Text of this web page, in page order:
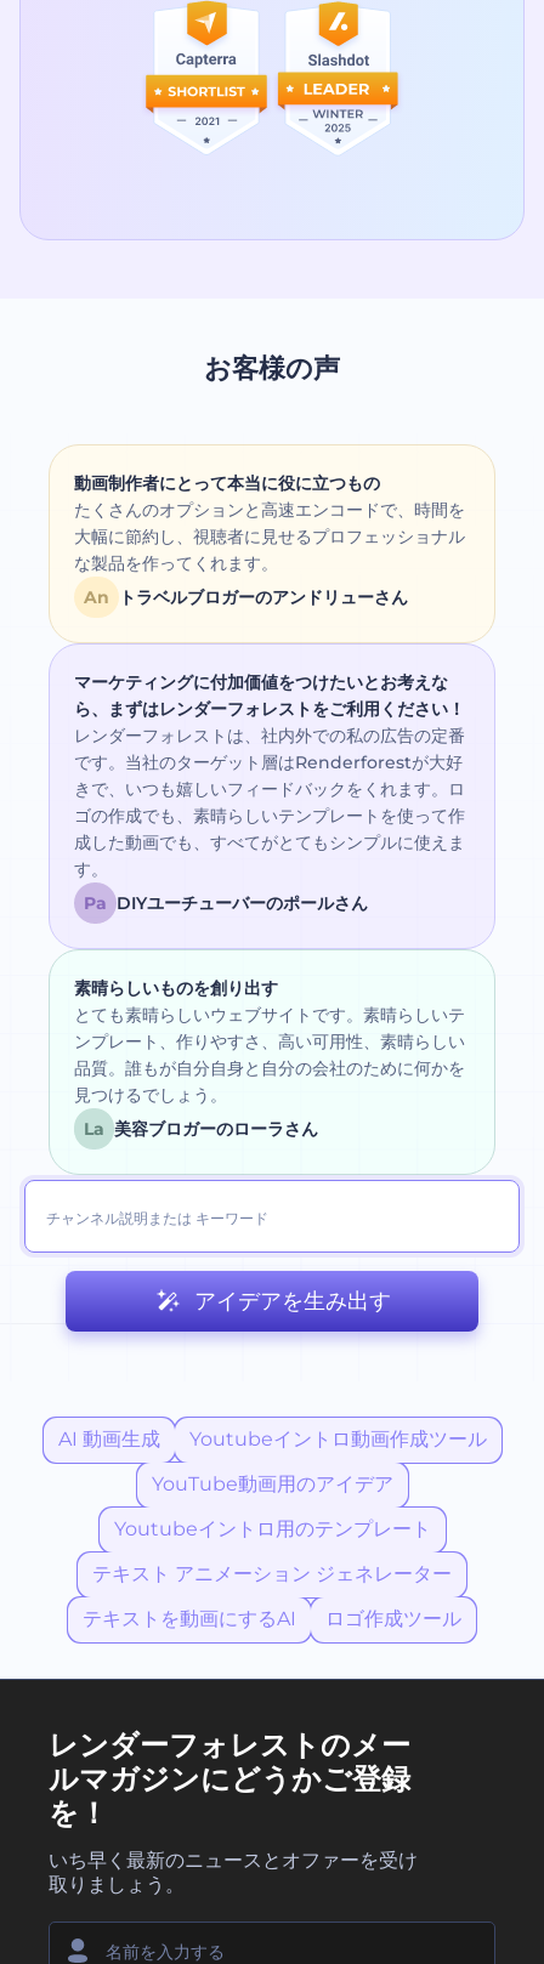
お客様の声
動画制作者にとって本当に役に立つもの
たくさんのオプションと高速エンコードで、時間を
大幅に節約し、視聴者に見せるプロフェッショナル
な製品を作ってくれます。
An
トラベルブロガーのアンドリューさん
マーケティングに付加価値をつけたいとお考えな
ら、まずはレンダーフォレストをご利用ください！
レンダーフォレストは、社内外での私の広告の定番
です。当社のターゲット層はRenderforestが大好
きで、いつも嬉しいフィードバックをくれます。ロ
ゴの作成でも、素晴らしいテンプレートを使って作
成した動画でも、すべてがとてもシンプルに使えま
す。
Pa DIYユーチューバーのポールさん
素晴らしいものを創り出す
とても素晴らしいウェブサイトです。素晴らしいテ
ンプレート、作りやすさ、高い可用性、素晴らしい
品質。誰もが自分自身と自分の会社のために何かを
見つけるでしょう。
La 美容ブロガーのローラさん
アイデアを生み出す
AI 動画生成
Youtubeイントロ動画作成ツール
YouTube動画用のアイデア
Youtubeイントロ用のテンプレート
テキスト アニメーション ジェネレーター
テキストを動画にするAI
ロゴ作成ツール
レンダーフォレストのメー
ルマガジンにどうかご登録
を！
いち早く最新のニュースとオファーを受け
取りましょう。